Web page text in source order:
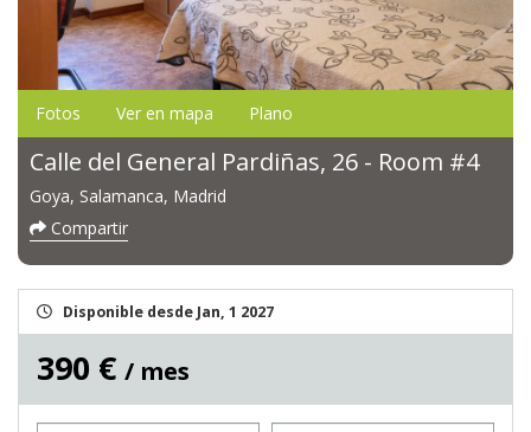
Fotos Ver en mapa Plano
Calle del General Pardiñas, 26 - Room #4
Goya, Salamanca, Madrid
Compartir
Disponible desde Jan, 1 2027
390 € / mes